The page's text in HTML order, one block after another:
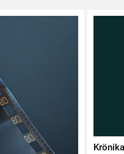
Krönika